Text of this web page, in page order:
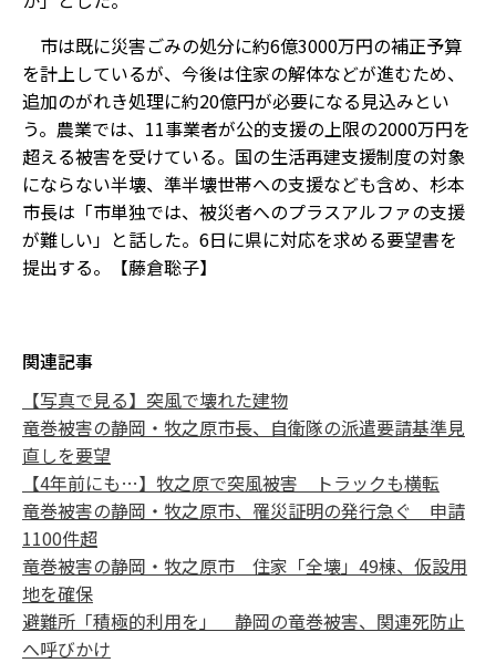
市は既に災害ごみの処分に約6億3000万円の補正予算
を計上しているが、今後は住家の解体などが進むため、
追加のがれき処理に約20億円が必要になる見込みとい
う。農業では、11事業者が公的支援の上限の2000万円を
超える被害を受けている。国の生活再建支援制度の対象
にならない半壊、準半壊世帯への支援なども含め、杉本
市長は「市単独では、被災者へのプラスアルファの支援
が難しい」と話した。6日に県に対応を求める要望書を
提出する。【藤倉聡子】
関連記事
【写真で見る】突風で壊れた建物
竜巻被害の静岡・牧之原市長、自衛隊の派遣要請基準見
直しを要望
【4年前にも…】牧之原で突風被害 トラックも横転
竜巻被害の静岡・牧之原市、罹災証明の発行急ぐ 申請
1100件超
竜巻被害の静岡・牧之原市 住家「全壊」49棟、仮設用
地を確保
避難所「積極的利用を」 静岡の竜巻被害、関連死防止
へ呼びかけ